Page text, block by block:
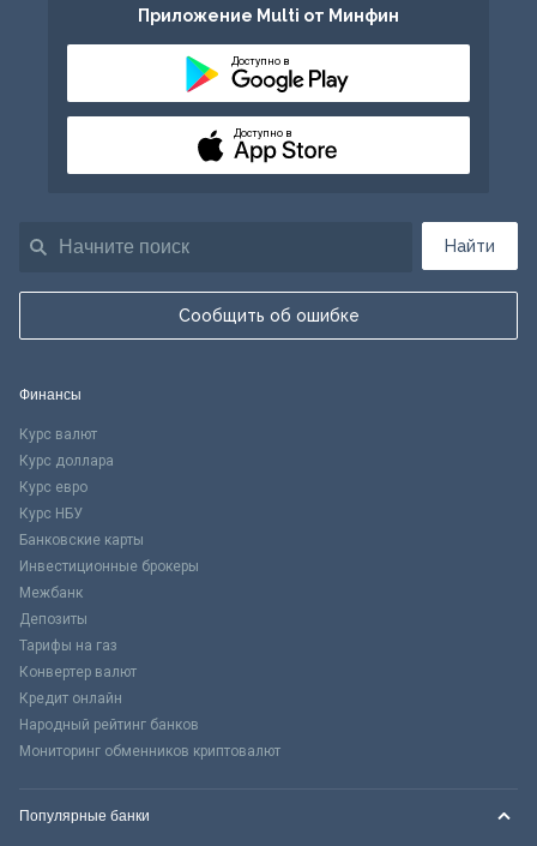
Найти
Сообщить об ошибке
Приложение Multi от Минфин
Доступно в
Доступно в
Финансы
Курс валют
Курс доллара
Курс евро
Курс НБУ
Банковские карты
Инвестиционные брокеры
Межбанк
Депозиты
Тарифы на газ
Конвертер валют
Кредит онлайн
Народный рейтинг банков
Мониторинг обменников криптовалют
Популярные банки